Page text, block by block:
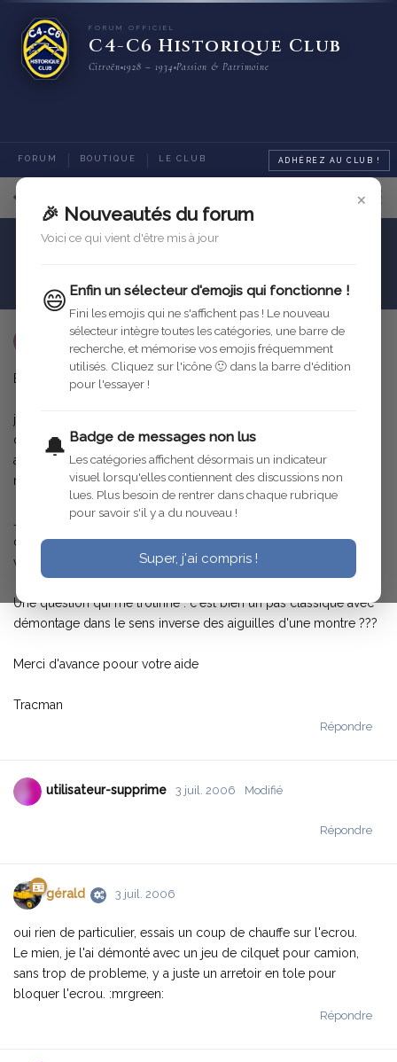
FORUM OFFICIEL
C4-C6 Historique Club
Citroën 1928 – 1934 Passion & Patrimoine
FORUM BOUTIQUE LE CLUB ADHÉREZ AU CLUB !
×
🎉 Nouveautés du forum
Voici ce qui vient d'être mis à jour
😄 Enfin un sélecteur d'emojis qui fonctionne !
Fini les emojis qui ne s'affichent pas ! Le nouveau
sélecteur intègre toutes les catégories, une barre de
recherche, et mémorise vos emojis fréquemment
utilisés. Cliquez sur l'icône 🙂 dans la barre d'édition
pour l'essayer !
🔔 Badge de messages non lus
Les catégories affichent désormais un indicateur
visuel lorsqu'elles contiennent des discussions non
lues. Plus besoin de rentrer dans chaque rubrique
pour savoir s'il y a du nouveau !
Super, j'ai compris !
Motorisation
utilisateur-supprime
Bonsoir à tous,
j'ai tenté vainement de démonter l'écrou à encoches de serrage
de la poulie sur vilbrequin( C4F Torpédo Commercial), côté
avant du moteur, sans succès, malgré un outil fabriqué sur
mesure et quelques litres de dégripant etc etc. Rien ne bouge !
J'ai ressoudé un bras de levier plus long sur l'outil, mais avant
d'employer les grands moyens, je voulais savoir si l'un d'entre
vous a galéré comme moi et s'il y a une astuce...
Une question qui me trotinne : c'est bien un pas classique avec
démontage dans le sens inverse des aiguilles d'une montre ???
Merci d'avance poour votre aide
Tracman
Répondre
utilisateur-supprime 3 juil. 2006 Modifié
Répondre
gérald 3 juil. 2006
oui rien de particulier, essais un coup de chauffe sur l'ecrou.
Le mien, je l'ai démonté avec un jeu de cilquet pour camion,
sans trop de probleme, y a juste un arretoir en tole pour
bloquer l'ecrou. :mrgreen:
Répondre